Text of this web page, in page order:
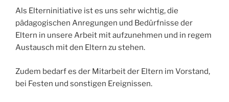
Als Elterninitiative ist es uns sehr wichtig, die
pädagogischen Anregungen und Bedürfnisse der
Eltern in unsere Arbeit mit aufzunehmen und in regem
Austausch mit den Eltern zu stehen.
Zudem bedarf es der Mitarbeit der Eltern im Vorstand,
bei Festen und sonstigen Ereignissen.